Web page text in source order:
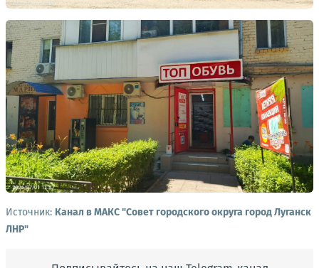
Источник: Канал в МАКС "Совет городского округа город Луганск
ЛНР"